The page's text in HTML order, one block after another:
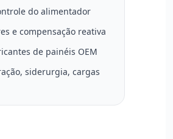
do alimentador
e compensação reativa
de painéis OEM
siderurgia, cargas